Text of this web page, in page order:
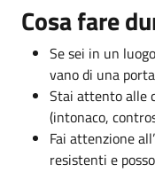
Cosa fare
Se sei in un
vano di una
Stai attento alle
(intonaco,
Fai attenzione
resistenti e